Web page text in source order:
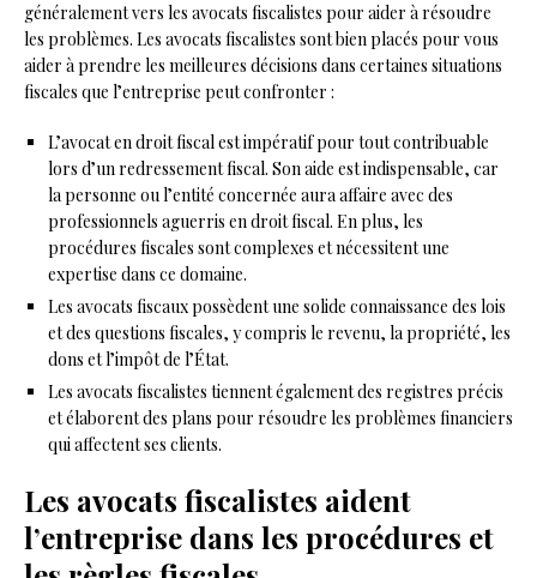
généralement vers les avocats fiscalistes pour aider à résoudre
les problèmes. Les avocats fiscalistes sont bien placés pour vous
aider à prendre les meilleures décisions dans certaines situations
fiscales que l’entreprise peut confronter :
L’avocat en droit fiscal est impératif pour tout contribuable
lors d’un redressement fiscal. Son aide est indispensable, car
la personne ou l’entité concernée aura affaire avec des
professionnels aguerris en droit fiscal. En plus, les
procédures fiscales sont complexes et nécessitent une
expertise dans ce domaine.
Les avocats fiscaux possèdent une solide connaissance des lois
et des questions fiscales, y compris le revenu, la propriété, les
dons et l’impôt de l’État.
Les avocats fiscalistes tiennent également des registres précis
et élaborent des plans pour résoudre les problèmes financiers
qui affectent ses clients.
Les avocats fiscalistes aident
l’entreprise dans les procédures et